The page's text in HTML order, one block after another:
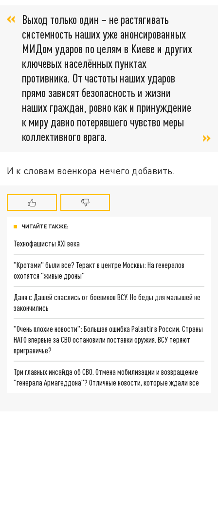
Выход только один – не растягивать
системность наших уже анонсированных
МИДом ударов по целям в Киеве и других
ключевых населённых пунктах
противника. От частоты наших ударов
прямо зависят безопасность и жизни
наших граждан, ровно как и принуждение
к миру давно потерявшего чувство меры
коллективного врага.
И к словам военкора нечего добавить.
ЧИТАЙТЕ ТАКЖЕ:
Технофашисты XXI века
"Кротами" были все? Теракт в центре Москвы: На генералов
охотятся "живые дроны"
Даня с Дашей спаслись от боевиков ВСУ. Но беды для малышей не
закончились
"Очень плохие новости": Большая ошибка Palantir в России. Страны
НАТО впервые за СВО остановили поставки оружия. ВСУ теряют
приграничье?
Три главных инсайда об СВО. Отмена мобилизации и возвращение
"генерала Армагеддона"? Отличные новости, которые ждали все